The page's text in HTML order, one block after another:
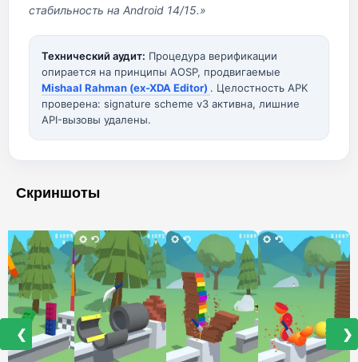
стабильность на Android 14/15.»
Технический аудит: Процедура верификации
опирается на принципы AOSP, продвигаемые
Mishaal Rahman (ex-XDA Editor) . Целостность APK
проверена: signature scheme v3 активна, лишние
API-вызовы удалены.
Скриншоты
❮ ❯